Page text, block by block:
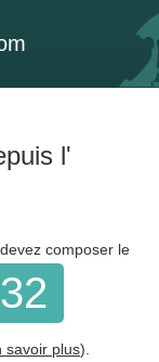
l'
composer le
savoir plus).